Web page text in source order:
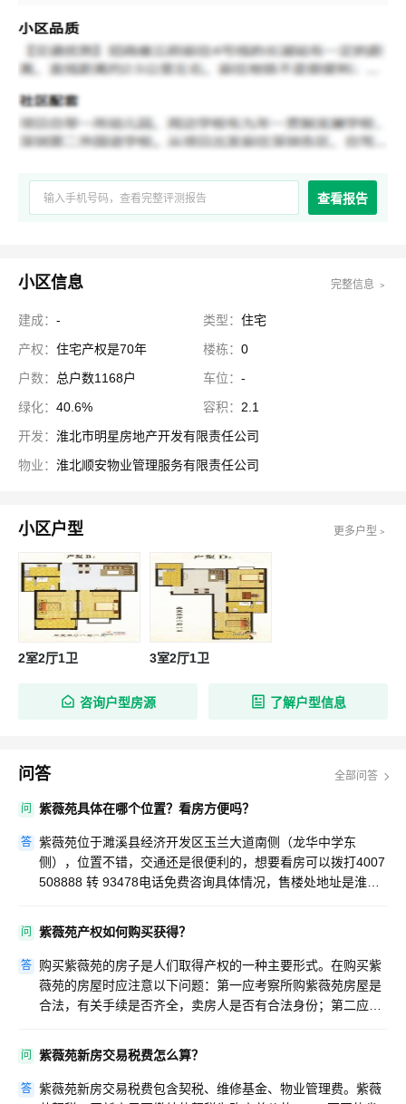
查看报告
小区信息 完整信息 ﹥
建成： - 类型： 住宅
产权： 住宅产权是70年 楼栋： 0
户数： 总户数1168户 车位： -
绿化： 40.6% 容积： 2.1
开发： 淮北市明星房地产开发有限责任公司
物业： 淮北顺安物业管理服务有限责任公司
小区户型 更多户型﹥
2室2厅1卫 3室2厅1卫
咨询户型房源 了解户型信息
问答 全部问答
问 紫薇苑具体在哪个位置？看房方便吗？
答 紫薇苑位于濉溪县经济开发区玉兰大道南侧（龙华中学东
侧），位置不错，交通还是很便利的，想要看房可以拨打4007
508888 转 93478电话免费咨询具体情况，售楼处地址是淮海
问 紫薇苑产权如何购买获得？
答
购买紫薇苑的房子是人们取得产权的一种主要形式。在购买紫
薇苑的房屋时应注意以下问题：第一应考察所购紫薇苑房屋是
合法，有关手续是否齐全，卖房人是否有合法身份；第二应与
等条款；第三，应及时到房管部门办理登记、过户手续。
问 紫薇苑新房交易税费怎么算？
答 紫薇苑新房交易税费包含契税、维修基金、物业管理费。紫薇